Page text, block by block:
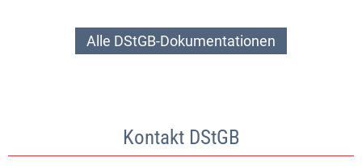
Alle DStGB-Dokumentationen
Kontakt DStGB